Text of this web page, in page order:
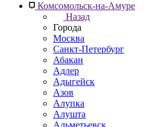
Комсомольск-на-Амуре
Назад
Города
Москва
Санкт-Петербург
Абакан
Адлер
Адыгейск
Азов
Алупка
Алушта
Альметьевск